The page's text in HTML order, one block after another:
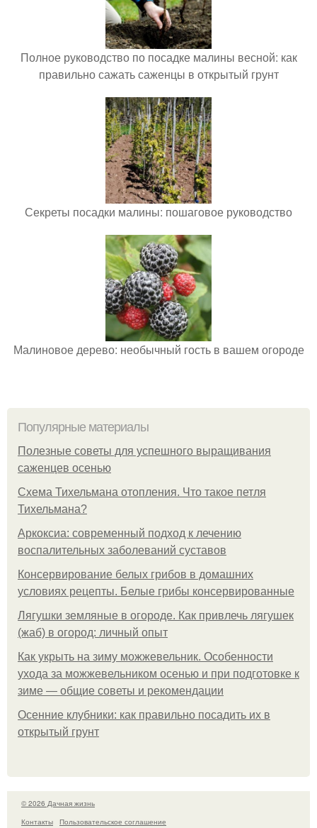
Полное руководство по посадке малины весной: как
правильно сажать саженцы в открытый грунт
Секреты посадки малины: пошаговое руководство
Малиновое дерево: необычный гость в вашем огороде
Популярные материалы
Полезные советы для успешного выращивания
саженцев осенью
Схема Тихельмана отопления. Что такое петля
Тихельмана?
Аркоксиа: современный подход к лечению
воспалительных заболеваний суставов
Консервирование белых грибов в домашних
условиях рецепты. Белые грибы консервированные
Лягушки земляные в огороде. Как привлечь лягушек
(жаб) в огород: личный опыт
Как укрыть на зиму можжевельник. Особенности
ухода за можжевельником осенью и при подготовке к
зиме — общие советы и рекомендации
Осенние клубники: как правильно посадить их в
открытый грунт
© 2026 Дачная жизнь
Контакты
Пользовательское соглашение